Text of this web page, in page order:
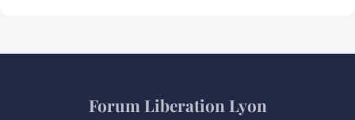
Forum Liberation Lyon